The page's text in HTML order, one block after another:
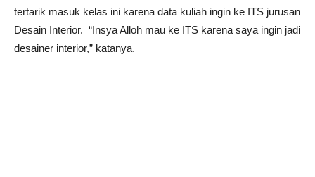
tertarik masuk kelas ini karena data kuliah ingin ke ITS jurusan
Desain Interior. “Insya Alloh mau ke ITS karena saya ingin jadi
desainer interior,” katanya.